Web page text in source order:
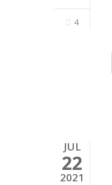
4
JUL
22
2021